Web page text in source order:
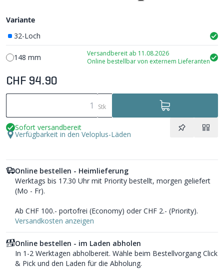
Variante
32-Loch
148 mm
Versandbereit ab 11.08.2026
Online bestellbar von externem Lieferanten
CHF 94.90
Stk
Sofort versandbereit
Verfügbarkeit in den Veloplus-Läden
Online bestellen - Heimlieferung
Werktags bis 17.30 Uhr mit Priority bestellt, morgen geliefert
(Mo - Fr).
Ab CHF 100.- portofrei (Economy) oder CHF 2.- (Priority).
Versandkosten anzeigen
Online bestellen - im Laden abholen
In 1-2 Werktagen abholbereit. Wähle beim Bestellvorgang Click
& Pick und den Laden für die Abholung.